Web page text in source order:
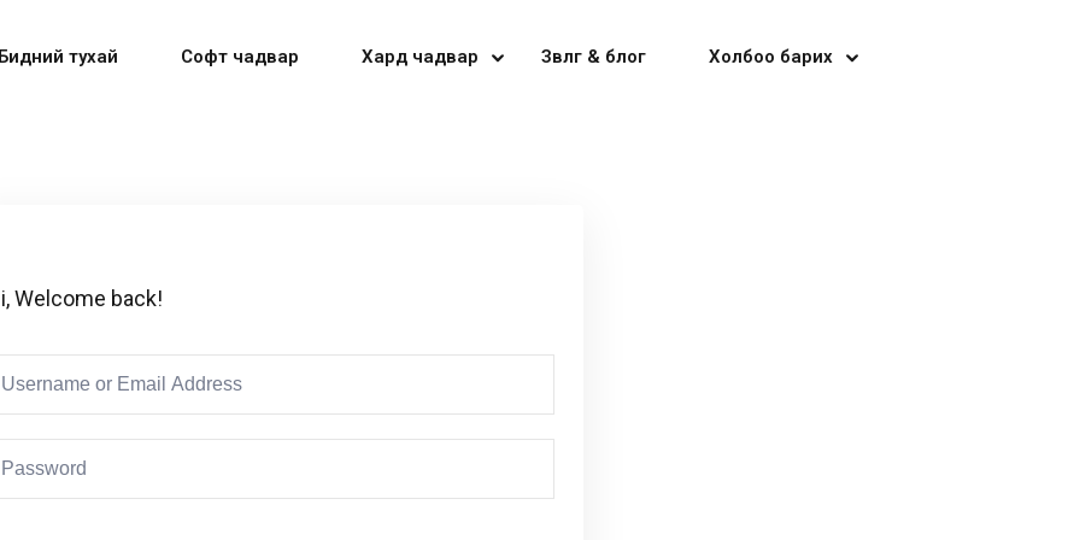
тухай Софт чадвар Хард чадвар Зөвлөгөө & блог Холбоо барих
Welcome back!
Don’t have an account?Sign up